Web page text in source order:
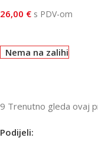
26,00 € s PDV-om
Nema na zalihi
9 Trenutno gleda ovaj
Podijeli: